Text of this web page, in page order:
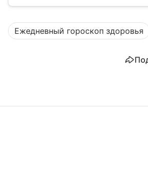
Ежедневный гороскоп здоровья